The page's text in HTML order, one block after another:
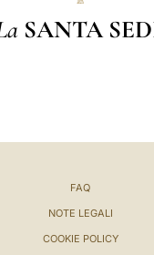
SANTA
FAQ
NOTE LEGALI
COOKIE POLICY